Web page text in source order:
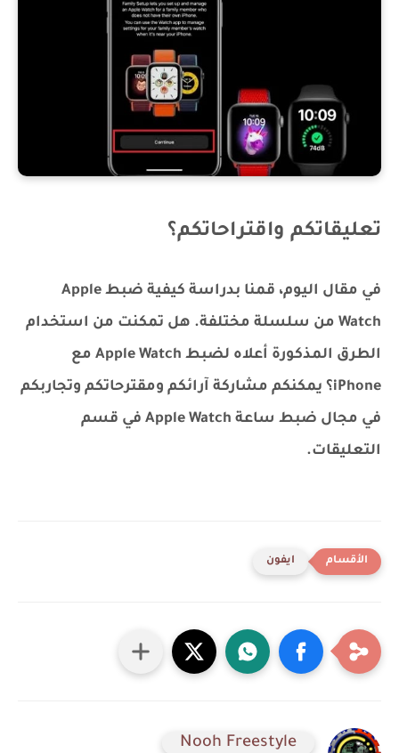
تعليقاتكم واقتراحاتكم؟
في مقال اليوم، قمنا بدراسة كيفية ضبط Apple
Watch من سلسلة مختلفة. هل تمكنت من استخدام
الطرق المذكورة أعلاه لضبط Apple Watch مع
iPhone؟ يمكنكم مشاركة آرائكم ومقترحاتكم وتجاربكم
في مجال ضبط ساعة Apple Watch في قسم
التعليقات.
ايفون
Nooh Freestyle